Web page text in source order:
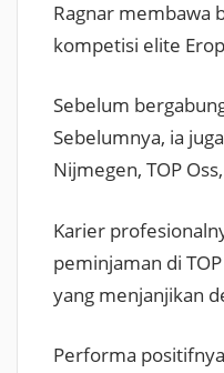
Ragnar membawa
kompetisi elite
Sebelum
Sebelumnya, ia
Nijmegen, TOP
Karier
peminjaman di
yang menjanjikan
Performa